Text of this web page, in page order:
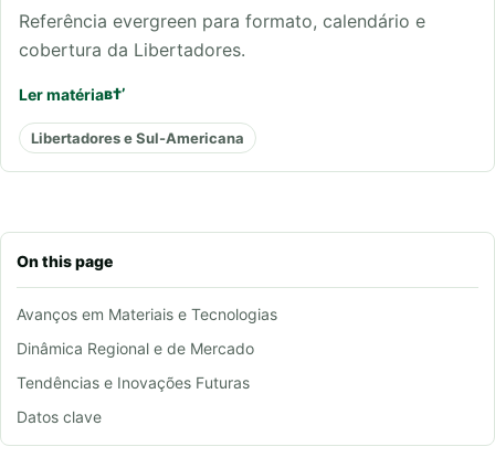
On this page
Avanços em Materiais e Tecnologias
Dinâmica Regional e de Mercado
Tendências e Inovações Futuras
Datos clave
Referência evergreen para formato, calendário e
cobertura da Libertadores.
Ler matéria
Libertadores e Sul-Americana